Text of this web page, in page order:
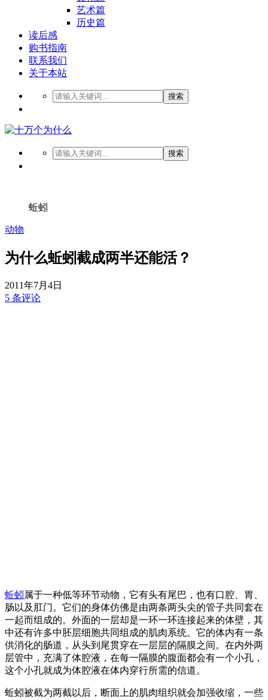
艺术篇
历史篇
读后感
购书指南
联系我们
关于本站
搜索
搜索
蚯蚓
动物
为什么蚯蚓截成两半还能活？
2011年7月4日
5 条评论
蚯蚓 属于一种低等环节动物，它有头有尾巴，也有口腔、胃、
肠以及肛门。它们的身体仿佛是由两条两头尖的管子共同套在
一起而组成的。外面的一层却是一环一环连接起来的体壁，其
中还有许多中胚层细胞共同组成的肌肉系统。它的体内有一条
供消化的肠道，从头到尾贯穿在一层层的隔膜之间。在内外两
层管中，充满了体腔液，在每一隔膜的腹面都会有一个小孔，
这个小孔就成为体腔液在体内穿行所需的信道。
蚯蚓被截为两截以后，断面上的肌肉组织就会加强收缩，一些